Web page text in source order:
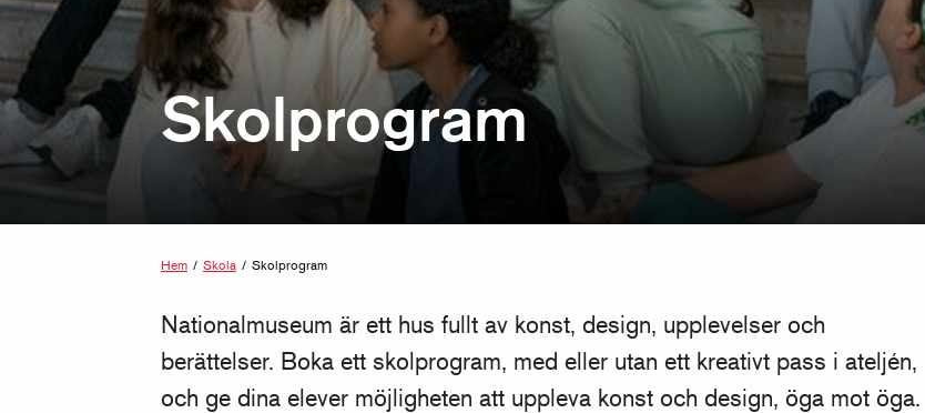
Skolprogram
Hem / Skola / Skolprogram
Nationalmuseum är ett hus fullt av konst, design, upplevelser och
berättelser. Boka ett skolprogram, med eller utan ett kreativt pass i ateljén,
och ge dina elever möjligheten att uppleva konst och design, öga mot öga.